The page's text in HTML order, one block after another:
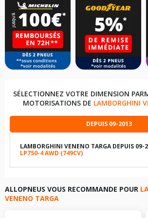
SÉLECTIONNEZ VOTRE DIMENSION
MOTORISATIONS DE LAMBORGHINI
DEPUIS 09-2013
LAMBORGHINI VENENO TARGA DEPUIS 09-
LP750-4 AWD (749CV)
ALLOPNEUS VOUS RECOMMANDE POUR
VENENO TARGA